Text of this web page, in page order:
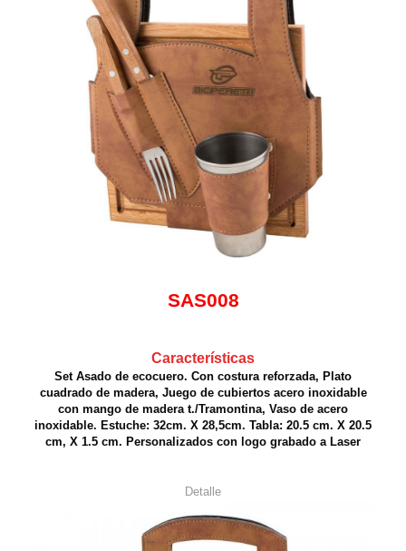
SAS008
Características
Set Asado de ecocuero. Con costura reforzada, Plato
cuadrado de madera, Juego de cubiertos acero inoxidable
con mango de madera t./Tramontina, Vaso de acero
inoxidable. Estuche: 32cm. X 28,5cm. Tabla: 20.5 cm. X 20.5
cm, X 1.5 cm. Personalizados con logo grabado a Laser
Detalle